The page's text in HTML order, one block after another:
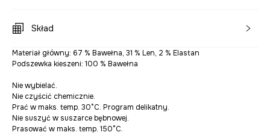
Skład
Materiał główny: 67 % Bawełna, 31 % Len, 2 % Elastan
Podszewka kieszeni: 100 % Bawełna
Nie wybielać.
Nie czyścić chemicznie.
Prać w maks. temp. 30°C. Program delikatny.
Nie suszyć w suszarce bębnowej.
Prasować w maks. temp. 150°C.